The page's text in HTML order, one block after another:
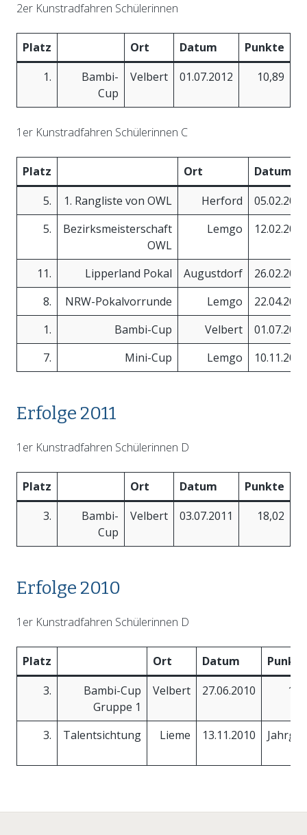
2er Kunstradfahren Schülerinnen
Platz Ort Datum
Punkte
1.
Bambi-
Cup
Velbert 01.07.2012 10,89
1er Kunstradfahren Schülerinnen C
Platz Ort
Datum
5.
1. Rangliste von OWL Herford
05.02.2012
5.
Bezirksmeisterschaft
OWL
Lemgo 12.02.2012
11. Lipperland Pokal Augustdorf
26.02.2012
8.
NRW-Pokalvorrunde Lemgo
22.04.2012
1.
Bambi-Cup Velbert
01.07.2012
7.
Mini-Cup Lemgo 10.11.2012
Erfolge 2011
1er Kunstradfahren Schülerinnen D
Platz Ort Datum
Punkte
3.
Bambi-
Cup
Velbert 03.07.2011 18,02
Erfolge 2010
1er Kunstradfahren Schülerinnen D
Platz Ort Datum
Punkte
3.
Bambi-Cup
Gruppe 1
Velbert 27.06.2010
3. Talentsichtung Lieme 13.11.2010